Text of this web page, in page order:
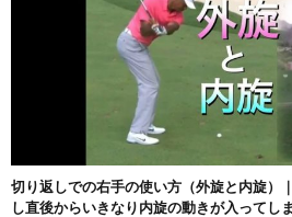
切り返しでの右手の使い方（外旋と内旋）
し直後からいきなり内旋の動きが入ってし